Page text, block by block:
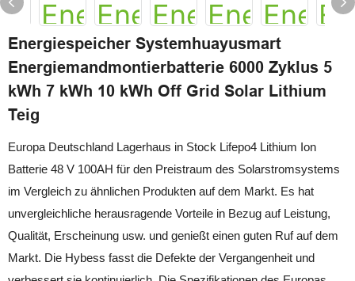
Energiespeicher Systemhuayusmart
Energiemandmontierbatterie 6000 Zyklus 5
kWh 7 kWh 10 kWh Off Grid Solar Lithium
Teig
Europa Deutschland Lagerhaus in Stock Lifepo4 Lithium Ion
Batterie 48 V 100AH ​​für den Preistraum des Solarstromsystems
im Vergleich zu ähnlichen Produkten auf dem Markt. Es hat
unvergleichliche herausragende Vorteile in Bezug auf Leistung,
Qualität, Erscheinung usw. und genießt einen guten Ruf auf dem
Markt. Die Hybess fasst die Defekte der Vergangenheit und